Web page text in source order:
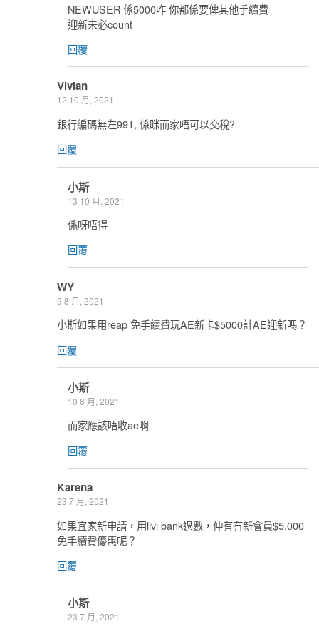
NEWUSER 係5000咋 你都係要俾其他手續費
迎新未必count
回覆
Vivian
12 10 月, 2021
銀行編碼無左991, 係咪而家唔可以交稅?
回覆
小斯
13 10 月, 2021
係呀唔得
回覆
WY
9 8 月, 2021
小斯如果用reap 免手續費玩AE新卡$5000計AE迎新嗎？
回覆
小斯
10 8 月, 2021
而家應該唔收ae啊
回覆
Karena
23 7 月, 2021
如果宜家新申請，用livi bank過數，仲有冇新會員$5,000
免手續費優惠呢？
回覆
小斯
23 7 月, 2021